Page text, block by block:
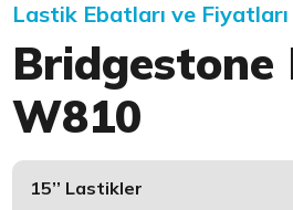
Lastik Ebatları ve Fiyatları
Bridgestone
W810
15’’ Lastikler